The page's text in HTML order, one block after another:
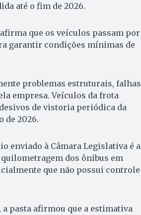
até o fim de 2026.
que os veículos passam por
garantir condições mínimas de
problemas estruturais, falhas
empresa. Veículos da frota
de vistoria periódica da
de 2026.
enviado à Câmara Legislativa é a
dos ônibus em
que não possui controle
pasta afirmou que a estimativa